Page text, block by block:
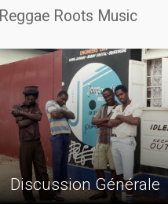
Reggae Roots Music
Discussion Générale